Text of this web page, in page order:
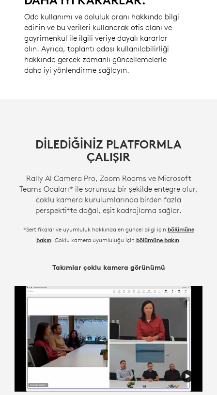
Oda kullanımı ve doluluk oranı hakkında bilgi
edinin ve bu verileri kullanarak ofis alanı ve
gayrimenkul ile ilgili veriye dayalı kararlar
alın. Ayrıca, toplantı odası kullanılabilirliği
hakkında gerçek zamanlı güncellemelerle
daha iyi yönlendirme sağlayın.
Takımlar çoklu kamera görünümü
Zoom Intelligent Director
DILEDIĞINIZ PLATFORMLA
ÇALIŞIR
Rally AI Camera Pro, Zoom Rooms ve Microsoft
Teams Odaları* ile sorunsuz bir şekilde entegre olur,
çoklu kamera kurulumlarında birden fazla
perspektifte doğal, eşit kadrajlama sağlar.
*Sertifikalar ve uyumluluk hakkında en güncel bilgi için bölümüne
bakın. Çoklu kamera uyumluluğu için bölümüne bakın.